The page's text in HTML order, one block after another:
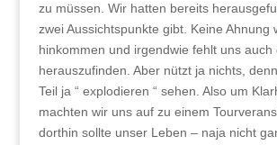
zu müssen. Wir hatten bereits
zwei Aussichtspunkte gibt. Keine Ahnung
hinkommen und irgendwie fehlt uns auch
herauszufinden. Aber nützt ja nichts,
Teil ja “ explodieren “ sehen. Also um
machten wir uns auf zu einem
dorthin sollte unser Leben – naja nicht